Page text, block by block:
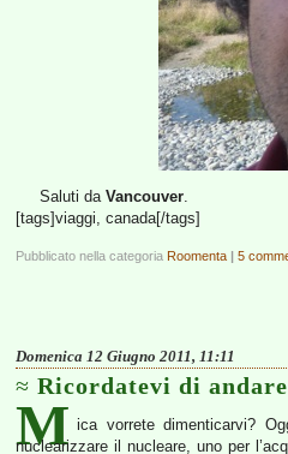
Saluti da Vancouver.
[tags]viaggi, canada[/tags]
Pubblicato nella categoria Roomenta | 5
Domenica 12 Giugno 2011, 11:11
Ricordatevi di
M ica vorrete dimenticarvi?
nuclearizzare il nucleare, uno per